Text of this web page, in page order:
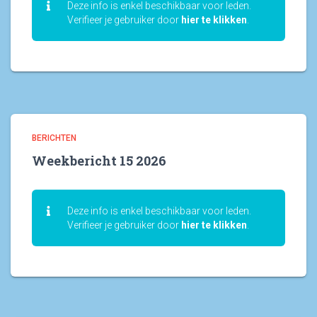
Deze info is enkel beschikbaar voor leden.
Verifieer je gebruiker door hier te klikken
BERICHTEN
Weekbericht 15 2026
Deze info is enkel beschikbaar voor leden.
Verifieer je gebruiker door hier te klikken